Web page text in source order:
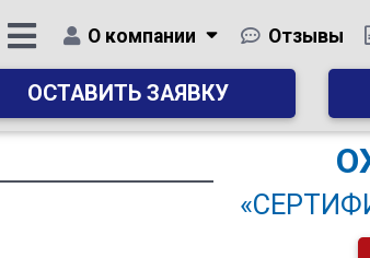
О компании Отзывы
ОСТАВИТЬ ЗАЯВКУ